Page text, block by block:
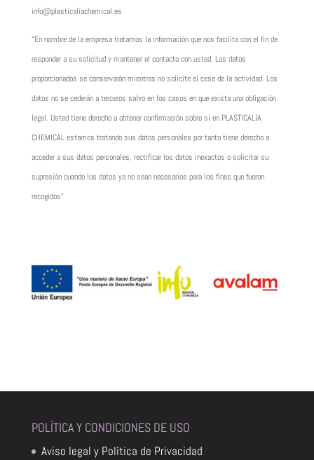
info@plasticaliachemical.es
“En nombre de la empresa tratamos la información que nos facilita con el fin de
responder a su solicitud y mantener el contacto con usted. Los datos
proporcionados se conservarán mientras no solicite el cese de la actividad. Los
datos no se cederán a terceros salvo en los casos en que exista una obligación
legal. Usted tiene derecho a obtener confirmación sobre si en PLASTICALIA
CHEMICAL estamos tratando sus datos personales por tanto tiene derecho a
acceder a sus datos personales, rectificar los datos inexactos o solicitar su
supresión cuando los datos ya no sean necesarios para los fines que fueron
recogidos”
POLÍTICA Y CONDICIONES DE USO
Aviso legal y Política de Privacidad